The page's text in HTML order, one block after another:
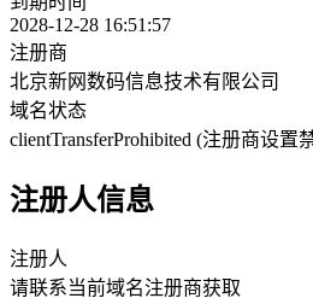
2028-12-28 16:51:57
注册商
北京新网数码信息技术有限公司
域名状态
clientTransferProhibited (注册商设置
注册人信息
注册人
请联系当前域名注册商获取